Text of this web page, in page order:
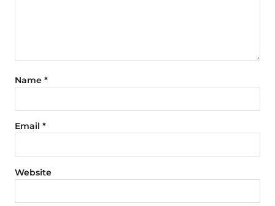
Name *
Email *
Website